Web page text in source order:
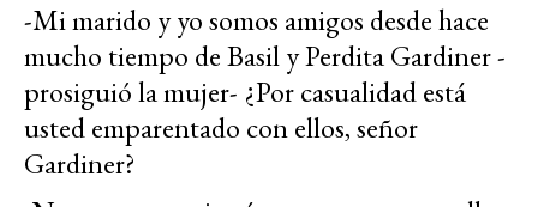
-Mi marido y yo somos amigos desde hace
mucho tiempo de Basil y Perdita Gardiner -
prosiguió la mujer- ¿Por casualidad está
usted emparentado con ellos, señor
Gardiner?